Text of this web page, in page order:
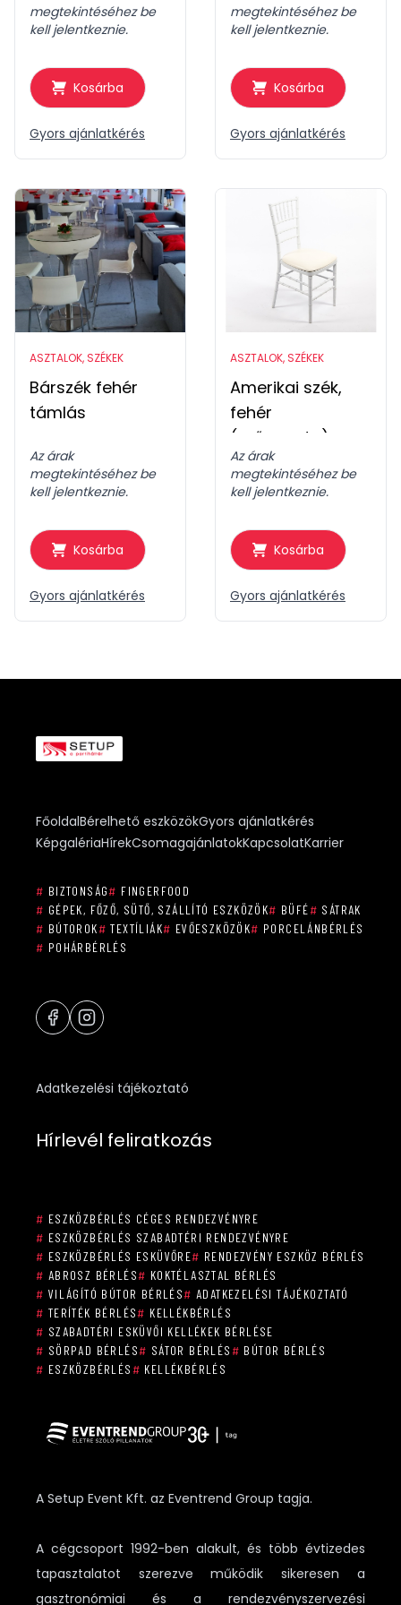
megtekintéséhez be
kell jelentkeznie.
Kosárba
Gyors ajánlatkérés
megtekintéséhez be
kell jelentkeznie.
Kosárba
Gyors ajánlatkérés
ASZTALOK, SZÉKEK
Bárszék fehér
támlás
Az árak
megtekintéséhez be
kell jelentkeznie.
Kosárba
Gyors ajánlatkérés
ASZTALOK, SZÉKEK
Amerikai szék,
fehér
(műgyanta)
Az árak
megtekintéséhez be
kell jelentkeznie.
Kosárba
Gyors ajánlatkérés
FőoldalBérelhető eszközökGyors ajánlatkérés
KépgalériaHírekCsomagajánlatokKapcsolatKarrier
# BIZTONSÁG# FINGERFOOD
# GÉPEK, FŐZŐ, SÜTŐ, SZÁLLÍTÓ ESZKÖZÖK# BÜFÉ# SÁTRAK
# BÚTOROK# TEXTÍLIÁK# EVŐESZKÖZÖK# PORCELÁNBÉRLÉS
# POHÁRBÉRLÉS
Adatkezelési tájékoztató
Hírlevél feliratkozás
# ESZKÖZBÉRLÉS CÉGES RENDEZVÉNYRE
# ESZKÖZBÉRLÉS SZABADTÉRI RENDEZVÉNYRE
# ESZKÖZBÉRLÉS ESKÜVŐRE# RENDEZVÉNY ESZKÖZ BÉRLÉS
# ABROSZ BÉRLÉS# KOKTÉLASZTAL BÉRLÉS
# VILÁGÍTÓ BÚTOR BÉRLÉS# ADATKEZELÉSI TÁJÉKOZTATÓ
# TERÍTÉK BÉRLÉS# KELLÉKBÉRLÉS
# SZABADTÉRI ESKÜVŐI KELLÉKEK BÉRLÉSE
# SÖRPAD BÉRLÉS# SÁTOR BÉRLÉS# BÚTOR BÉRLÉS
# ESZKÖZBÉRLÉS# KELLÉKBÉRLÉS
A Setup Event Kft. az Eventrend Group tagja.
A cégcsoport 1992-ben alakult, és több évtizedes
tapasztalatot szerezve működik sikeresen a
gasztronómiai és a rendezvényszervezési